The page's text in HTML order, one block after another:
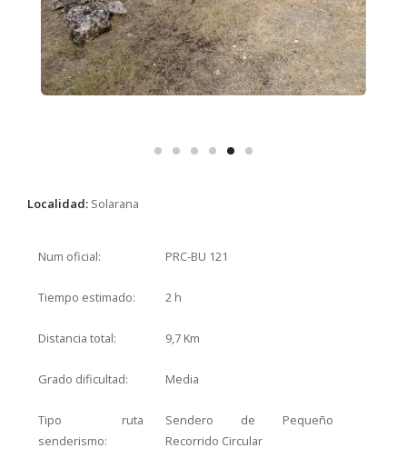
Localidad: Solarana
Num oficial: PRC-BU 121
Tiempo estimado: 2 h
Distancia total: 9,7 Km
Grado dificultad: Media
Tipo ruta
senderismo:
Sendero de Pequeño
Recorrido Circular